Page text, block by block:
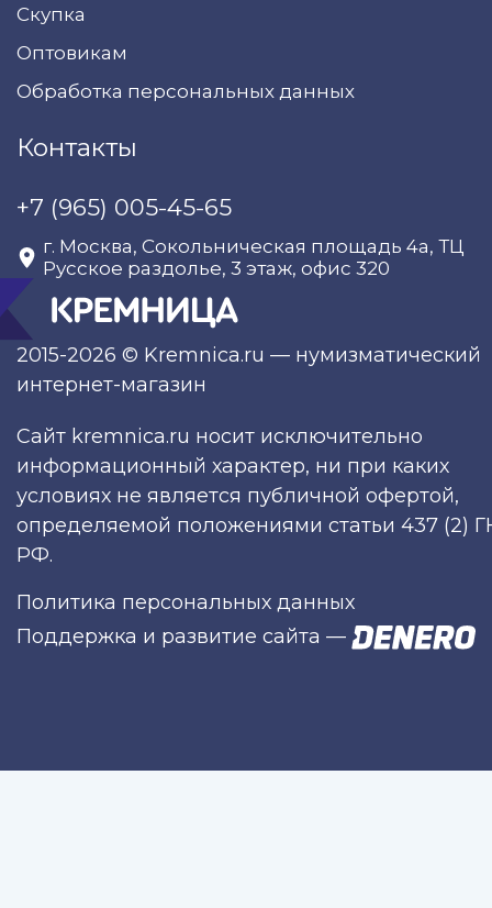
2015-2026 © Kremnica.ru — нумизматический
интернет-магазин
Скупка
Оптовикам
Обработка персональных данных
Контакты
+7 (965) 005-45-65
г. Москва, Сокольническая площадь 4а, ТЦ
Русское раздолье, 3 этаж, офис 320
Сайт kremnica.ru носит исключительно
информационный характер, ни при каких
условиях не является публичной офертой,
определяемой положениями статьи 437 (2)
РФ.
Политика персональных данных
Поддержка и развитие сайта —